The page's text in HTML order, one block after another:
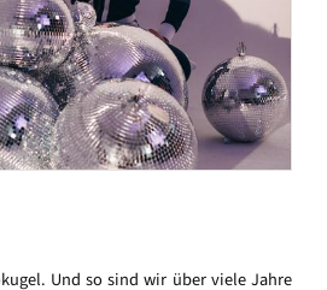
Und so sind wir über viele Jahre